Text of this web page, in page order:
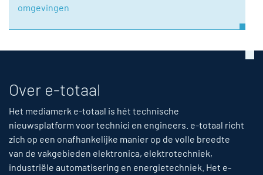
omgevingen
Over e-totaal
Het mediamerk e-totaal is hét technische
nieuwsplatform voor technici en engineers. e-totaal richt
zich op een onafhankelijke manier op de volle breedte
van de vakgebieden elektronica, elektrotechniek,
industriële automatisering en energietechniek. Het e-